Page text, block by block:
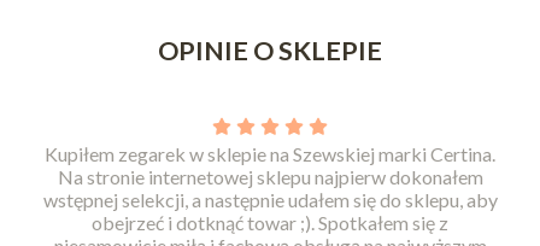
OPINIE O SKLEPIE
Kupiłem zegarek w sklepie na Szewskiej marki Certina.
Na stronie internetowej sklepu najpierw dokonałem
wstępnej selekcji, a następnie udałem się do sklepu, aby
obejrzeć i dotknąć towar ;). Spotkałem się z